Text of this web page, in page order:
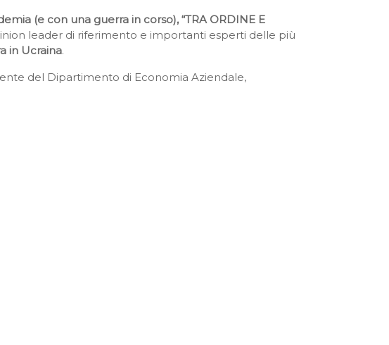
(e con una guerra in corso), “TRA ORDINE E
leader di riferimento e importanti esperti delle più
in Ucraina.
del Dipartimento di Economia Aziendale,